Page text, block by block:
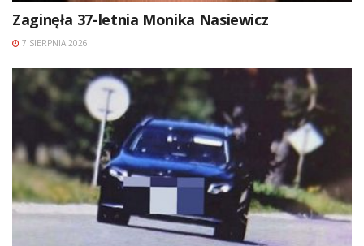
Zaginęła 37-letnia Monika Nasiewicz
7 SIERPNIA 2026